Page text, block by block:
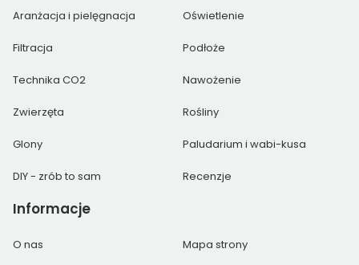
Aranżacja i pielęgnacja Oświetlenie
Filtracja Podłoże
Technika CO2 Nawożenie
Zwierzęta Rośliny
Glony Paludarium i wabi-kusa
DIY - zrób to sam Recenzje
Informacje
O nas Mapa strony